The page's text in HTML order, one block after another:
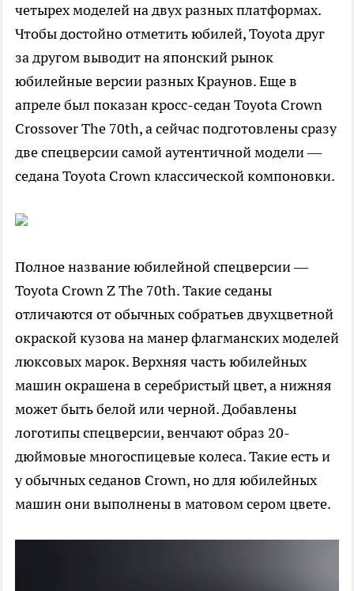
четырех моделей на двух разных платформах.
Чтобы достойно отметить юбилей, Toyota друг
за другом выводит на японский рынок
юбилейные версии разных Краунов. Еще в
апреле был показан кросс-седан Toyota Crown
Crossover The 70th, а сейчас подготовлены сразу
две спецверсии самой аутентичной модели —
седана Toyota Crown классической компоновки.
Полное название юбилейной спецверсии —
Toyota Crown Z The 70th. Такие седаны
отличаются от обычных собратьев двухцветной
окраской кузова на манер флагманских моделей
люксовых марок. Верхняя часть юбилейных
машин окрашена в серебристый цвет, а нижняя
может быть белой или черной. Добавлены
логотипы спецверсии, венчают образ 20-
дюймовые многоспицевые колеса. Такие есть и
у обычных седанов Crown, но для юбилейных
машин они выполнены в матовом сером цвете.